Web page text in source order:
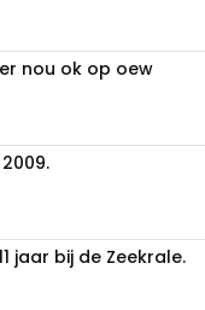
nou ok op oew
jaar bij de Zeekrale.